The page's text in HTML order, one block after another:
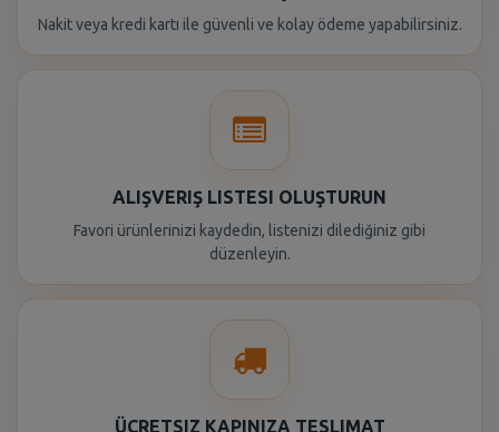
Nakit veya kredi kartı ile güvenli ve kolay ödeme yapabilirsiniz.
ALIŞVERIŞ LISTESI OLUŞTURUN
Favori ürünlerinizi kaydedin, listenizi dilediğiniz gibi
düzenleyin.
ÜCRETSIZ KAPINIZA TESLIMAT